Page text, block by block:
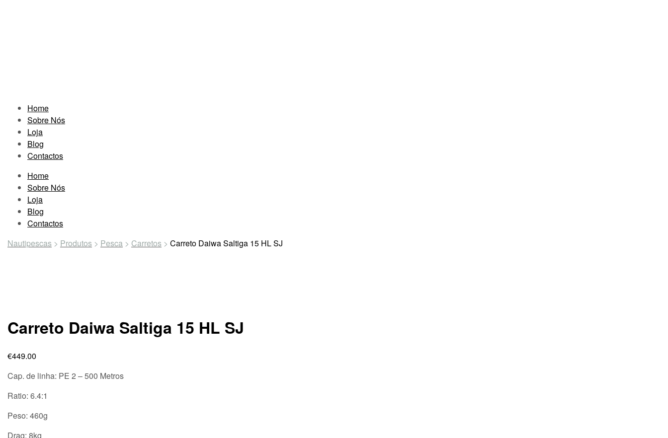
Home
Sobre Nós
Loja
Blog
Contactos
Home
Sobre Nós
Loja
Blog
Contactos
Nautipescas > Produtos > Pesca > Carretos > Carreto Daiwa Saltiga 15 HL SJ
Carreto Daiwa Saltiga 15 HL SJ
€449.00
Cap. de linha: PE 2 – 500 Metros
Ratio: 6.4:1
Peso: 460g
Drag: 8kg